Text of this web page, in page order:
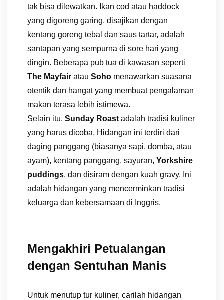
tak bisa dilewatkan. Ikan cod atau haddock
yang digoreng garing, disajikan dengan
kentang goreng tebal dan saus tartar, adalah
santapan yang sempurna di sore hari yang
dingin. Beberapa pub tua di kawasan seperti
The Mayfair atau Soho menawarkan suasana
otentik dan hangat yang membuat pengalaman
makan terasa lebih istimewa.
Selain itu, Sunday Roast adalah tradisi kuliner
yang harus dicoba. Hidangan ini terdiri dari
daging panggang (biasanya sapi, domba, atau
ayam), kentang panggang, sayuran, Yorkshire
puddings, dan disiram dengan kuah gravy. Ini
adalah hidangan yang mencerminkan tradisi
keluarga dan kebersamaan di Inggris.
Mengakhiri Petualangan
dengan Sentuhan Manis
Untuk menutup tur kuliner, carilah hidangan